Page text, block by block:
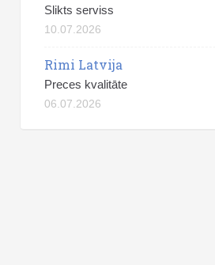
Slikts serviss
10.07.2026
Rimi Latvija
Preces kvalitāte
06.07.2026